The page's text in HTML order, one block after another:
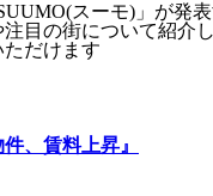
スーモ)」が発
目の街について紹介し
だけます
、賃料上昇』